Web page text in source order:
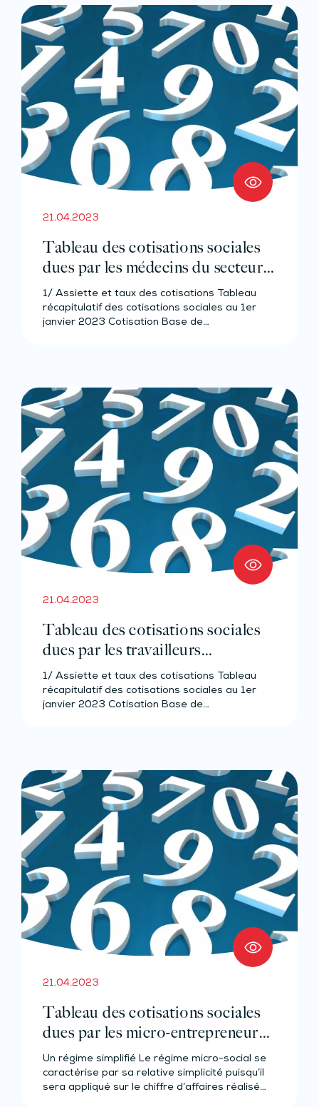
21.04.2023
Tableau des cotisations sociales
dues par les médecins du secteur 1
– Année 2023
1/ Assiette et taux des cotisations Tableau
récapitulatif des cotisations sociales au 1er
janvier 2023 Cotisation Base de…
21.04.2023
Tableau des cotisations sociales
dues par les travailleurs
indépendants non-agricoles
d’outre-mer – Année 2023
1/ Assiette et taux des cotisations Tableau
récapitulatif des cotisations sociales au 1er
janvier 2023 Cotisation Base de…
21.04.2023
Tableau des cotisations sociales
dues par les micro-entrepreneurs –
Année 2023
Un régime simplifié Le régime micro-social se
caractérise par sa relative simplicité puisqu’il
sera appliqué sur le chiffre d’affaires réalisé…